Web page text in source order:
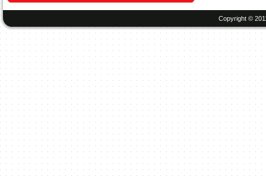
Copyright ©